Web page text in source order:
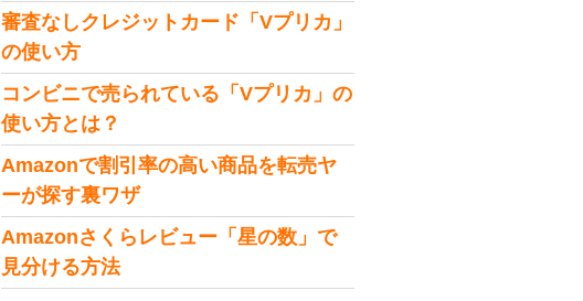
審査なしクレジットカード「Vプリカ」
の使い方
コンビニで売られている「Vプリカ」の
使い方とは？
Amazonで割引率の高い商品を転売ヤ
ーが探す裏ワザ
Amazonさくらレビュー「星の数」で
見分ける方法